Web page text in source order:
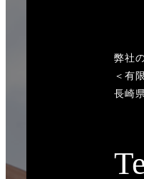
弊社
＜有
長崎